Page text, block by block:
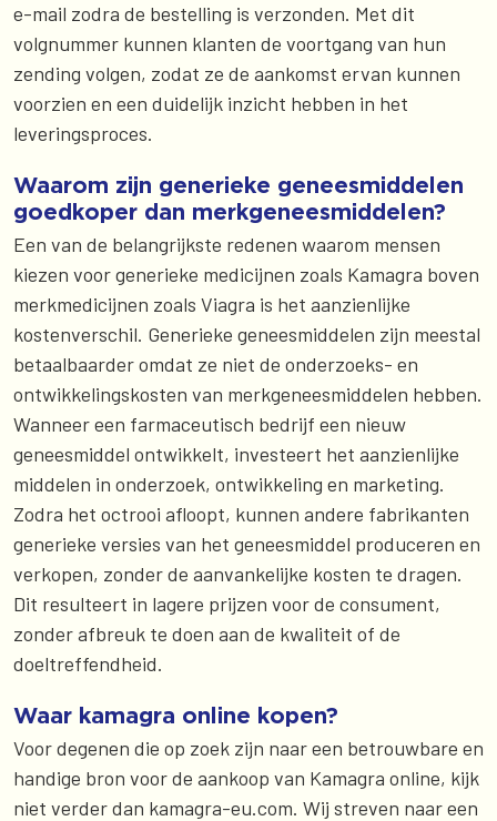
e-mail zodra de bestelling is verzonden. Met dit
volgnummer kunnen klanten de voortgang van hun
zending volgen, zodat ze de aankomst ervan kunnen
voorzien en een duidelijk inzicht hebben in het
leveringsproces.
Waarom zijn generieke geneesmiddelen
goedkoper dan merkgeneesmiddelen?
Een van de belangrijkste redenen waarom mensen
kiezen voor generieke medicijnen zoals Kamagra boven
merkmedicijnen zoals Viagra is het aanzienlijke
kostenverschil. Generieke geneesmiddelen zijn meestal
betaalbaarder omdat ze niet de onderzoeks- en
ontwikkelingskosten van merkgeneesmiddelen hebben.
Wanneer een farmaceutisch bedrijf een nieuw
geneesmiddel ontwikkelt, investeert het aanzienlijke
middelen in onderzoek, ontwikkeling en marketing.
Zodra het octrooi afloopt, kunnen andere fabrikanten
generieke versies van het geneesmiddel produceren en
verkopen, zonder de aanvankelijke kosten te dragen.
Dit resulteert in lagere prijzen voor de consument,
zonder afbreuk te doen aan de kwaliteit of de
doeltreffendheid.
Waar kamagra online kopen?
Voor degenen die op zoek zijn naar een betrouwbare en
handige bron voor de aankoop van Kamagra online, kijk
niet verder dan kamagra-eu.com. Wij streven naar een